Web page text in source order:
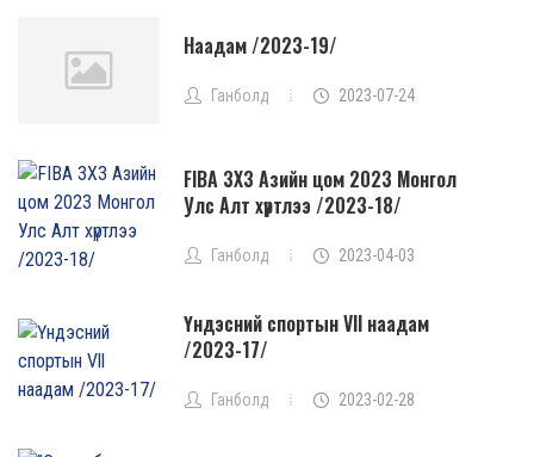
Наадам /2023-19/
Ганболд 2023-07-24
FIBA 3X3 Азийн цом 2023 Монгол
Улс Алт хүртлээ /2023-18/
Ганболд 2023-04-03
Үндэсний спортын Vll наадам
/2023-17/
Ганболд 2023-02-28